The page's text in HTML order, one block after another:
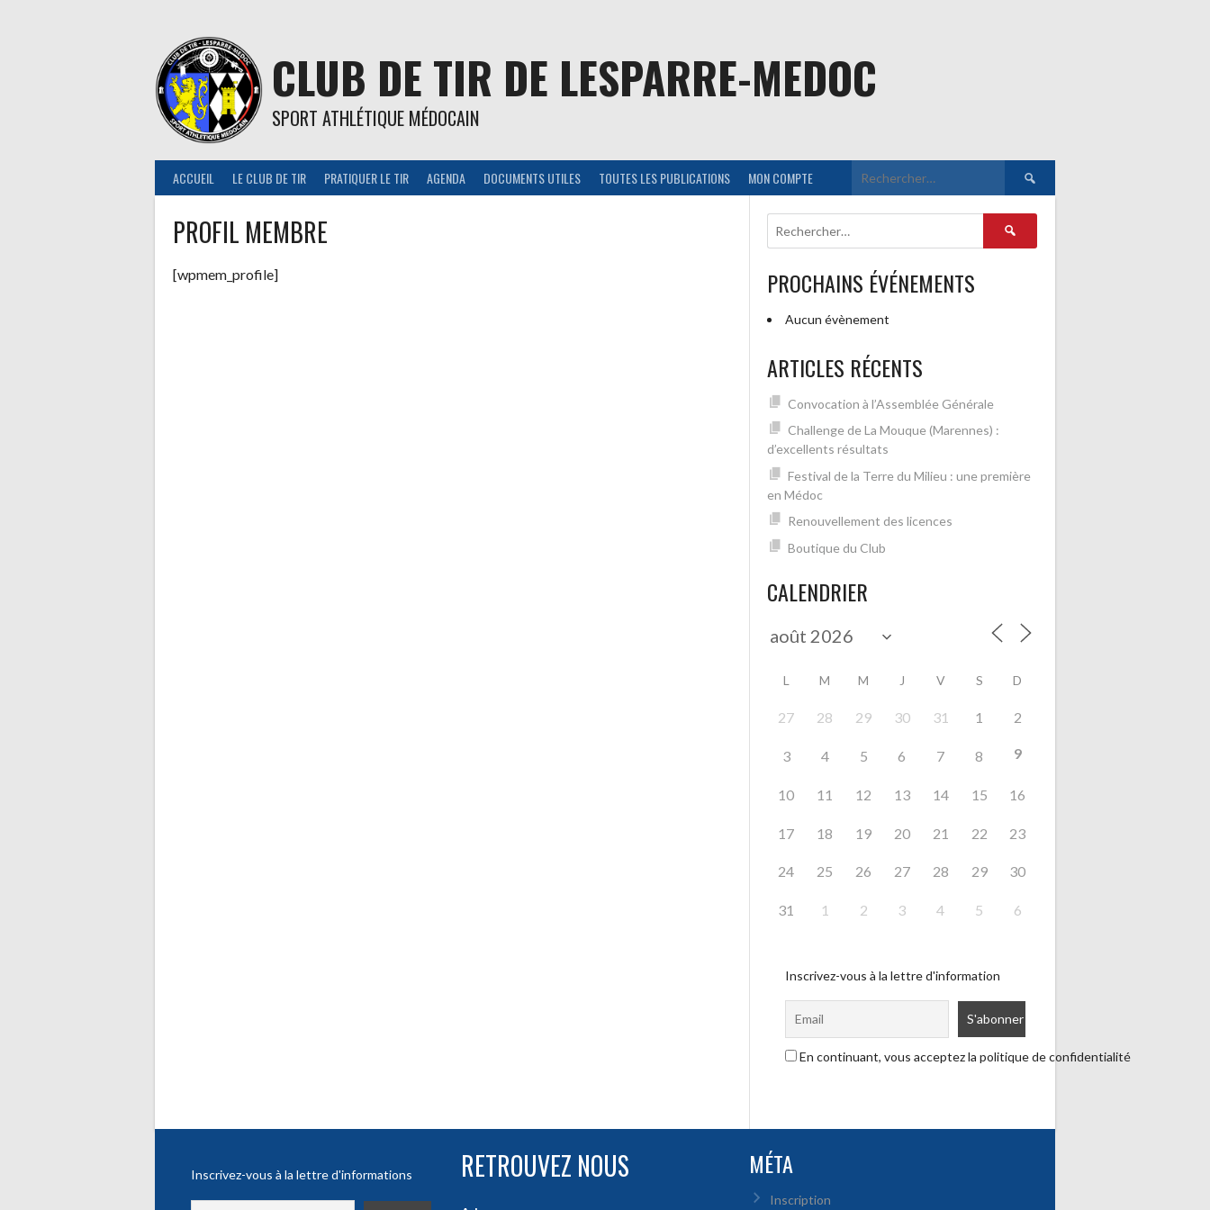
CLUB DE TIR DE LESPARRE-MEDOC
SPORT ATHLÉTIQUE MÉDOCAIN
ACCUEIL LE CLUB DE TIR PRATIQUER LE TIR AGENDA DOCUMENTS UTILES TOUTES LES PUBLICATIONS MON COMPTE Rechercher :
PROFIL MEMBRE
[wpmem_profile]
Rechercher :
PROCHAINS ÉVÉNEMENTS
Aucun évènement
ARTICLES RÉCENTS
Convocation à l’Assemblée Générale
Challenge de La Mouque (Marennes) :
d’excellents résultats
Festival de la Terre du Milieu : une première
en Médoc
Renouvellement des licences
Boutique du Club
CALENDRIER
L M M J V S D
27 28 29 30 31 1 2
3 4 5 6 7 8 9
10 11 12 13 14 15 16
17 18 19 20 21 22 23
24 25 26 27 28 29 30
31 1 2 3 4 5 6
Inscrivez-vous à la lettre d'information
En continuant, vous acceptez la politique de confidentialité
Inscrivez-vous à la lettre d'informations RETROUVEZ NOUS MÉTA
Inscription